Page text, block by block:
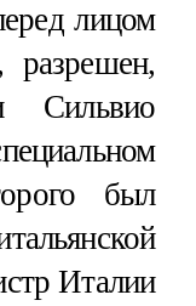
лицом
разрешен,
Сильвио
был
Италии